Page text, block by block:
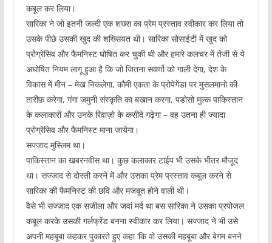
कबूल कर लिया।
सारिका ने जो इतनी जल्दी एक शख्स का प्रेम प्रस्ताव स्वीकार कर लिया तो
उसके पीछे उसकी खुद की शख्सियत थी। सारिका सोसाईटी में खुद को
प्रोग्रेसिव और फैमनिस्ट घोषित कर चुकी थी और हमारे कलचर में तेजी से ये
अघोषित नियम लागू हुआ है कि जो जितना सवर्णो को गाली देगा, देश के
विकास में मीन – मेख निकलेगा, कौमी एकता के प्रोपेगेंडा पर मुसलमानो की
तारीफ़ करेगा, गंगा जमुनी संस्कृति का बखान करगा, पडोसो मुल्क पाकिस्तान
के कलाकारों और उनके रिवाज़ो के कसीदे गढ़ेगा – वह उतना ही ज्यादा
प्रोग्रेसिव और फैमनिस्ट माना जायेगा।
सज्जाद मुस्लिम था।
पाकिस्तान का खबरनवीस था। कुछ कलाकार टाईप भी उसके भीतर मौजूद
था। सज्जाद से दोस्ती करने में और उसका प्रेम प्रस्ताव कबूल करने से
सारिका की फैमनिस्ट की छवि और मजबूत होने वाली थी।
वैसे भी सज्जाद एक सजीला और जवां मर्द था बस सारिका ने उसका प्रपोजल
कबूल करके उसकी गर्लफ्रेंड बनना स्वीकार कर लिया। सज्जाद ने भी उसे
अपनी महबूबा कहकर पुकारते हुए कहा ‘कि वो उसकी महबूबा और बेगम बनने